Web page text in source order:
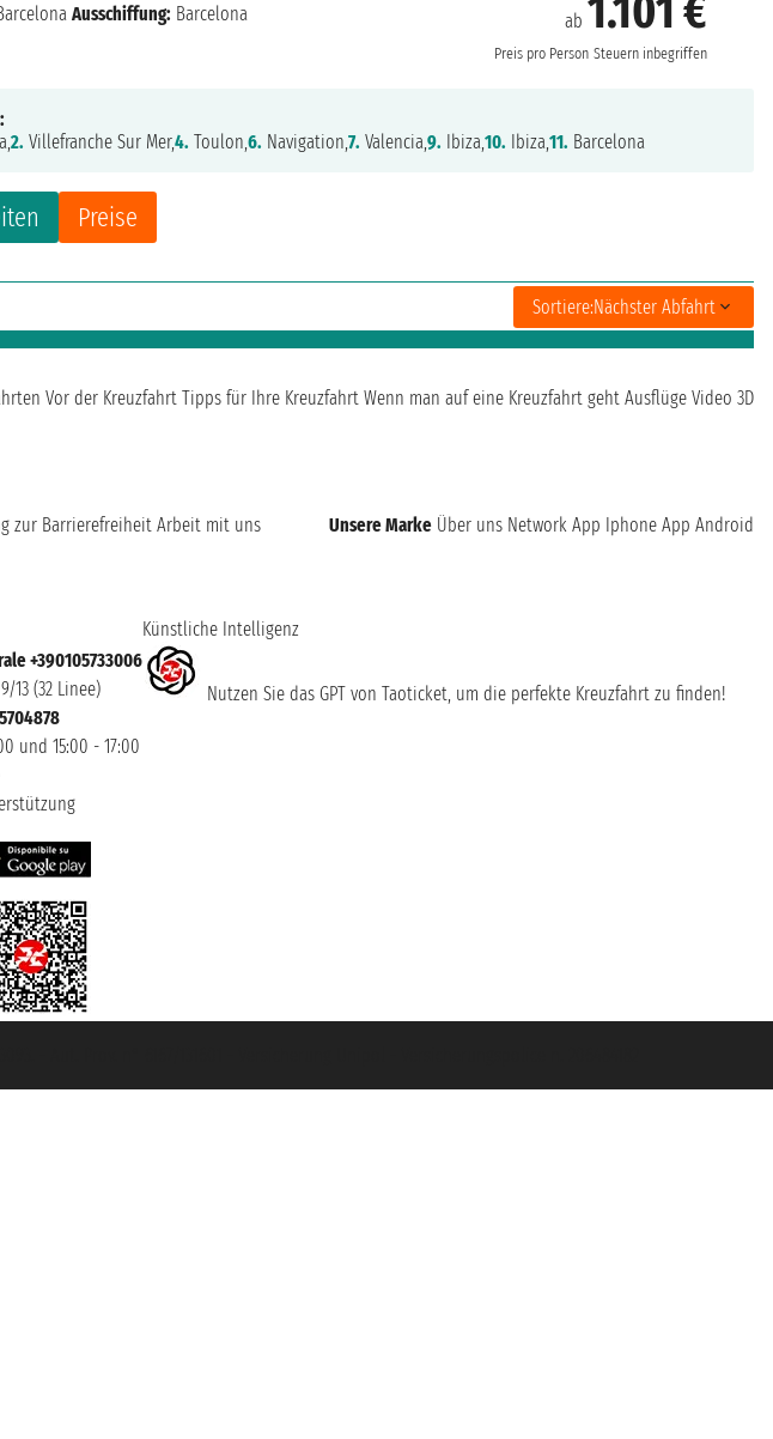
ab 1.101 €
Preis pro Person Steuern inbegriffen
Preise
Ausschiffung: Barcelona
2. Villefranche Sur Mer,4. Toulon,6. Navigation,7. Valencia,9. Ibiza,10. Ibiza,11. Barcelona
Sortiere:Nächster Abfahrt
Vor der Kreuzfahrt Tipps für Ihre Kreuzfahrt Wenn man auf eine Kreuzfahrt geht Ausflüge Video 3D
zur Barrierefreiheit Arbeit mit uns Unsere Marke Über uns Network App Iphone App Android
+390105733006
13 (32 Linee)
und 15:00 - 17:00
Künstliche Intelligenz
Nutzen Sie das GPT von Taoticket, um die perfekte Kreuzfahrt zu finden!